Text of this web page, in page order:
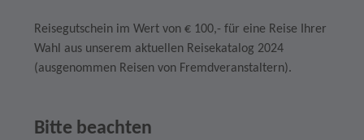
Reisegutschein im Wert von € 100,- für eine Reise Ihrer
Wahl aus unserem aktuellen Reisekatalog 2024
(ausgenommen Reisen von Fremdveranstaltern).
Bitte beachten